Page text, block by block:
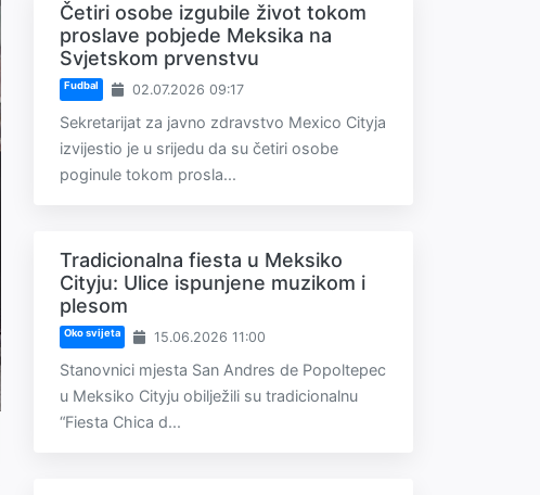
Četiri osobe izgubile život tokom
proslave pobjede Meksika na
Svjetskom prvenstvu
Fudbal 02.07.2026 09:17
Sekretarijat za javno zdravstvo Mexico Cityja
izvijestio je u srijedu da su četiri osobe
poginule tokom prosla...
Tradicionalna fiesta u Meksiko
Cityju: Ulice ispunjene muzikom i
plesom
Oko svijeta 15.06.2026 11:00
Stanovnici mjesta San Andres de Popoltepec
u Meksiko Cityju obilježili su tradicionalnu
“Fiesta Chica d...